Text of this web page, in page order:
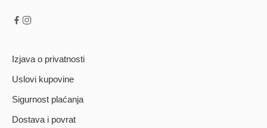
Izjava o privatnosti
Uslovi kupovine
Sigurnost plaćanja
Dostava i povrat